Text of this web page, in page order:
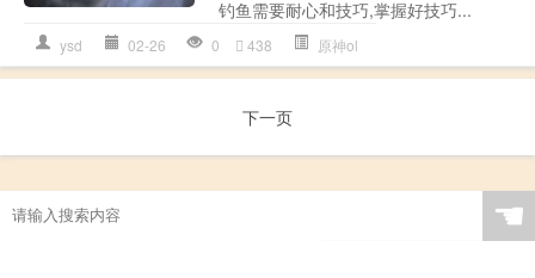
钓鱼需要耐心和技巧,掌握好技巧...
ysd 02-26 0 438 原神ol
下一页
☚